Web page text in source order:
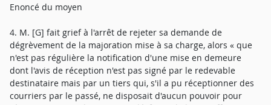
Enoncé du moyen
4. M. [G] fait grief à l'arrêt de rejeter sa demande de
dégrèvement de la majoration mise à sa charge, alors « que
n'est pas régulière la notification d'une mise en demeure
dont l'avis de réception n'est pas signé par le redevable
destinataire mais par un tiers qui, s'il a pu réceptionner des
courriers par le passé, ne disposait d'aucun pouvoir pour